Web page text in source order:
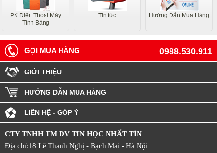
PK Điện Thoại Máy
Tính Bảng
Tin tức Hướng Dẫn Mua Hàng
0988.530.911
GỌI MUA HÀNG
GIỚI THIỆU
HƯỚNG DẪN MUA HÀNG
LIÊN HỆ - GÓP Ý
CTY TNHH TM DV TIN HỌC NHẤT TÍN
Địa chỉ:18 Lê Thanh Nghị - Bạch Mai - Hà Nội